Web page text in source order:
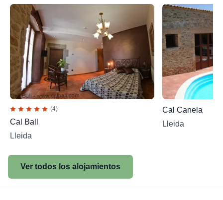
(4)
Cal Ball
Lleida
Cal Canela
Lleida
Ver todos los alojamientos